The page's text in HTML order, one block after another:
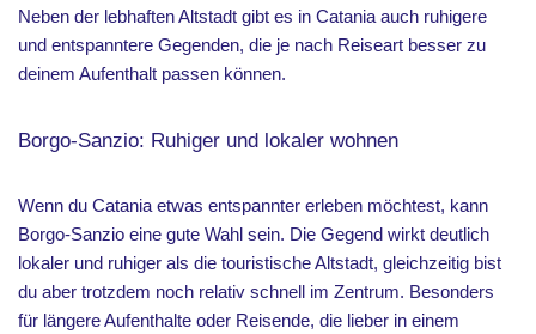
Neben der lebhaften Altstadt gibt es in Catania auch ruhigere
und entspanntere Gegenden, die je nach Reiseart besser zu
deinem Aufenthalt passen können.
Borgo-Sanzio: Ruhiger und lokaler wohnen
Wenn du Catania etwas entspannter erleben möchtest, kann
Borgo-Sanzio eine gute Wahl sein. Die Gegend wirkt deutlich
lokaler und ruhiger als die touristische Altstadt, gleichzeitig bist
du aber trotzdem noch relativ schnell im Zentrum. Besonders
für längere Aufenthalte oder Reisende, die lieber in einem